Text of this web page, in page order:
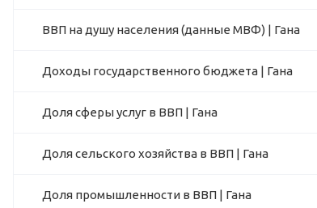
ВВП на душу населения (данные МВФ) | Гана
Доходы государственного бюджета | Гана
Доля сферы услуг в ВВП | Гана
Доля сельского хозяйства в ВВП | Гана
Доля промышленности в ВВП | Гана